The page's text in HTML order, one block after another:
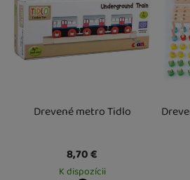
Drevené metro Tidlo
8,70€
K dispozícii